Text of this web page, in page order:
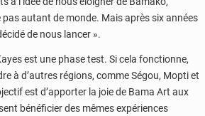
autant de monde. Mais après six années
de nous lancer ».
est une phase test. Si cela fonctionne,
à d’autres régions, comme Ségou, Mopti et
est d’apporter la joie de Bama Art aux
bénéficier des mêmes expériences